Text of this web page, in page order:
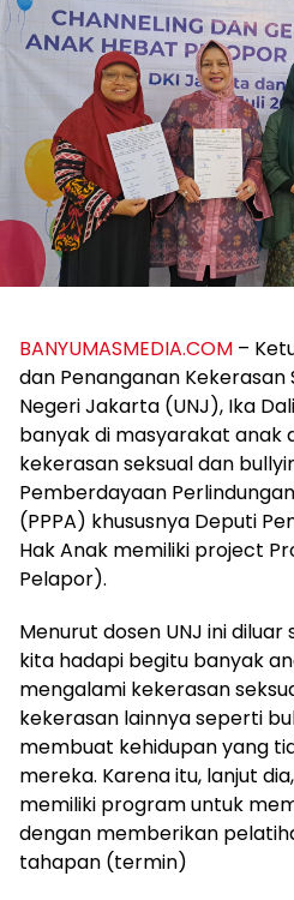
BANYUMASMEDIA.COM –
dan Penanganan Kekerasan
Negeri Jakarta (UNJ), Ika
banyak di masyarakat anak
kekerasan seksual dan
Pemberdayaan
(PPPA) khususnya Deputi
Hak Anak memiliki project
Pelapor).
Menurut dosen UNJ ini
kita hadapi begitu banyak
mengalami kekerasan
kekerasan lainnya seperti
membuat kehidupan yang
mereka. Karena itu, lanjut
memiliki program untuk
dengan memberikan
tahapan (termin)